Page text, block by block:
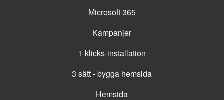
Microsoft 365
Kampanjer
1-klicks-installation
3 sätt - bygga hemsida
Hemsida